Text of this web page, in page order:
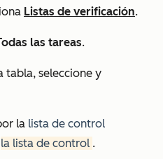
Listas de verificación.
las tareas.
tabla, seleccione y
la lista de control
la lista de control .